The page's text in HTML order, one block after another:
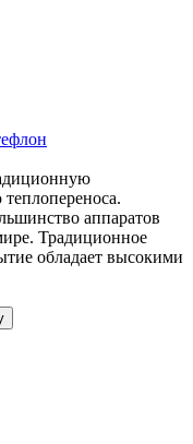
аппаратов
Традиционное
обладает высокими